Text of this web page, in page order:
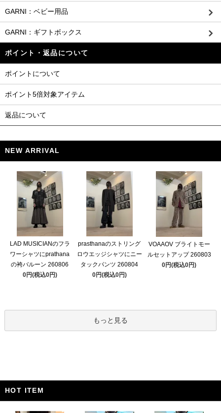
GARNI：ベビー用品
GARNI：ギフトボックス
ポイント・返品について
ポイントについて
ポイント5倍対象アイテム
返品について
NEW ARRIVAL
LAD MUSICIANのフラ
ワーシャツにprathana
の袴バルーン 260806
0円(税込0円)
prasthanaのストリング
ロウエッジシャツにニー
タックパンツ 260804
0円(税込0円)
VOAAOV ブライトモー
ルセットアップ 260803
0円(税込0円)
もっと見る
HOT ITEM